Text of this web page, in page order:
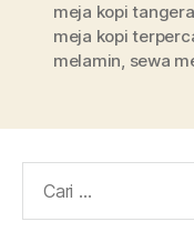
meja kopi
meja kopi
melamin, sewa